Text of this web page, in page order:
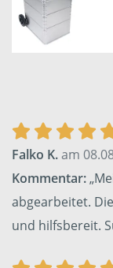
Falko K.am
Kommentar:
abgearbeitet.
und hilfsbereit.